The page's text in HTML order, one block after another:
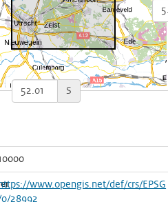
S
www.opengis.net/def/crs/EPSG
28992